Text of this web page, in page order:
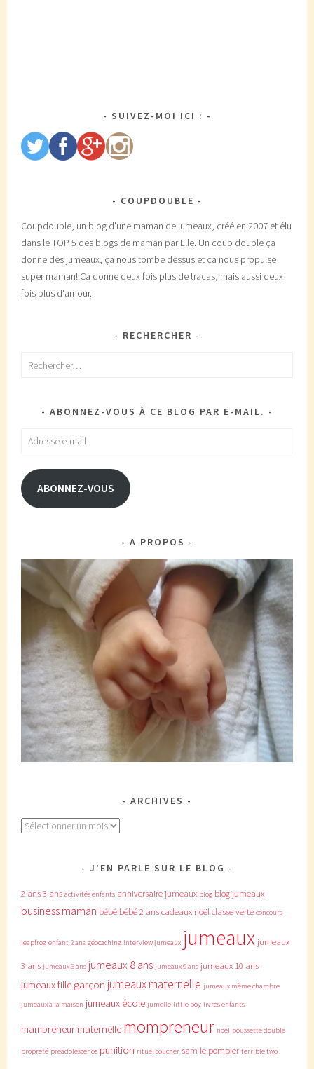
SUIVEZ-MOI ICI :
COUPDOUBLE
Coupdouble, un blog d'une maman de jumeaux, créé en 2007 et élu
dans le TOP 5 des blogs de maman par Elle. Un coup double ça
donne des jumeaux, ça nous tombe dessus et ca nous propulse
super maman! Ca donne deux fois plus de tracas, mais aussi deux
fois plus d'amour.
RECHERCHER
Rechercher :
ABONNEZ-VOUS À CE BLOG PAR E-MAIL.
Adresse
mail
ABONNEZ-VOUS
A PROPOS
ARCHIVES
Archives
J’EN PARLE SUR LE BLOG
2 ans3 ans activités enfants anniversaire jumeaux blog blog jumeaux
business maman bébé bébé 2 anscadeaux noëlclasse verte concours
leapfrog enfant 2 ans géocaching interview jumeaux jumeaux jumeaux
3 ans jumeaux 6 ans jumeaux 8 ans jumeaux 9 ans jumeaux 10 ans
jumeaux fille garçon jumeaux maternelle jumeaux même chambre
jumeaux à la maison jumeaux école jumelle little boy livres enfants
mampreneur maternelle mompreneur noël poussette double
propreté préadolescence punition rituel coucher sam le pompier terrible two